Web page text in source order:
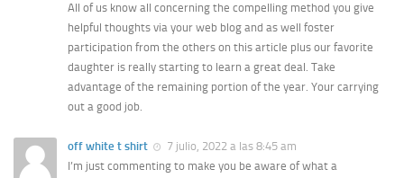
All of us know all concerning the compelling method you give
helpful thoughts via your web blog and as well foster
participation from the others on this article plus our favorite
daughter is really starting to learn a great deal. Take
advantage of the remaining portion of the year. Your carrying
out a good job.
off white t shirt
7 julio, 2022 a las 8:45 am
I’m just commenting to make you be aware of what a